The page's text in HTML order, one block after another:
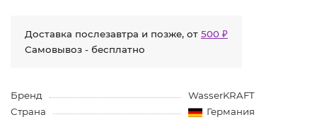
Доставка послезавтра и позже, от 500 ₽
Самовывоз - бесплатно
Бренд
WasserKRAFT
Страна
Германия